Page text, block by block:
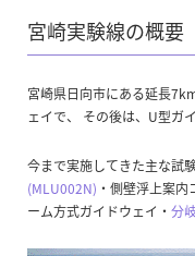
宮崎実験線の概要
宮崎県日向市にある延長
ェイで、 その後は、U型ガ
今まで実施してきた主な試験
(MLU002N) ・側壁浮上案
ーム方式ガイドウェイ・ 分